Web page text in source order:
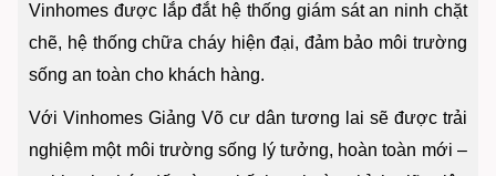
Vinhomes được lắp đắt hệ thống giám sát an ninh chặt
chẽ, hệ thống chữa cháy hiện đại, đảm bảo môi trường
sống an toàn cho khách hàng.
Với Vinhomes Giảng Võ cư dân tương lai sẽ được trải
nghiệm một môi trường sống lý tưởng, hoàn toàn mới –